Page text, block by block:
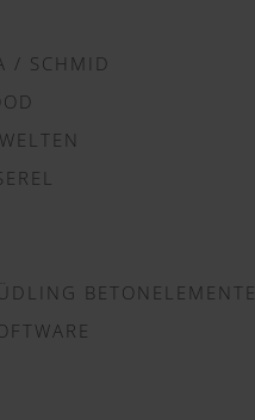
/ SCHMID
BETONELEMENTE